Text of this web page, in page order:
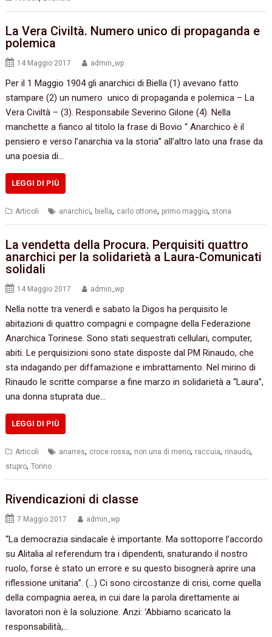
La Vera Civiltà. Numero unico di propaganda e
polemica
14 Maggio 2017 admin_wp
Per il 1 Maggio 1904 gli anarchici di Biella (1) avevano fatto
stampare (2) un numero unico di propaganda e polemica – La
Vera Civiltà – (3). Responsabile Severino Gilone (4). Nella
manchette a fianco al titolo la frase di Bovio “ Anarchico è il
pensiero e verso l’anarchia va la storia” all’altro lato una frase da
una poesia di…
LEGGI DI PIÙ
Articoli anarchici, biella, carlo ottone, primo maggio, storia
La vendetta della Procura. Perquisiti quattro
anarchici per la solidarietà a Laura-Comunicati
solidali
14 Maggio 2017 admin_wp
Nella notte tra venerdì e sabato la Digos ha perquisito le
abitazioni di quattro compagni e compagne della Federazione
Anarchica Torinese. Sono stati sequestrati cellulari, computer,
abiti. Le perquisizioni sono state disposte dal PM Rinaudo, che
sta indagando per diffamazione e imbrattamento. Nel mirino di
Rinaudo le scritte comparse a fine marzo in solidarietà a “Laura”,
una donna stuprata due…
LEGGI DI PIÙ
Articoli anarres, croce rossa, non una di meno, raccuia, rinaudo,
stupro,Torino
Rivendicazioni di classe
7 Maggio 2017 admin_wp
“La democrazia sindacale è importante. Ma sottoporre l’accordo
su Alitalia al referendum tra i dipendenti, snaturando il nostro
ruolo, forse è stato un errore e su questo bisognerà aprire una
riflessione unitaria”. (…) Ci sono circostanze di crisi, come quella
della compagnia aerea, in cui dare la parola direttamente ai
lavoratori non è la soluzione. Anzi: ‘Abbiamo scaricato la
responsabilità,…